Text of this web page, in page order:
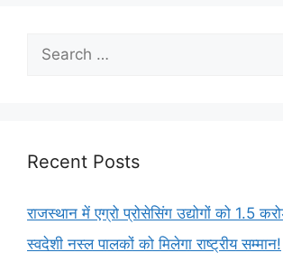
Recent Posts
राजस्थान में एग्रो प्रोसेसिंग उद्योगों को 1.5
स्वदेशी नस्ल पालकों को मिलेगा राष्ट्रीय सम्मान!